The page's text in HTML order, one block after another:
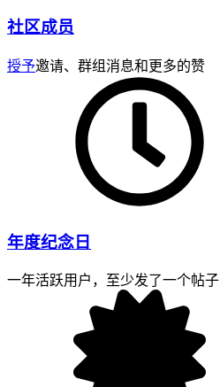
社区成员
授予邀请、群组消息和更多的赞
年度纪念日
一年活跃用户，至少发了一个帖子